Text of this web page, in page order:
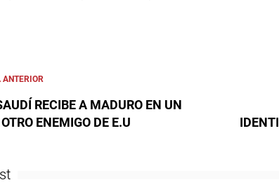
ANTERIOR
RECIBE A MADURO EN UN
ENEMIGO DE E.U